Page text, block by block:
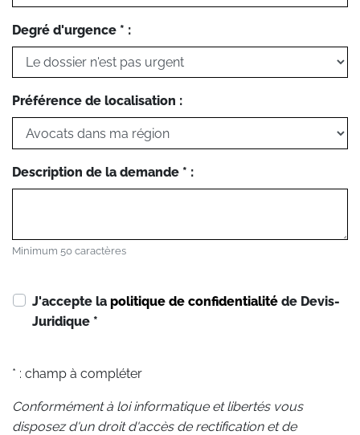
Degré d'urgence * :
Préférence de localisation :
Description de la demande * :
Minimum 50 caractères
J'accepte la politique de confidentialité de Devis-
Juridique *
* : champ à compléter
Conformément à loi informatique et libertés vous
disposez d'un droit d'accès de rectification et de